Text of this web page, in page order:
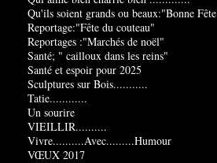
Qu'ils soient grands ou beaux:"Bonne
Reportage:"Fête du couteau"
Reportages :"Marchés de noël"
Santé; " cailloux dans les reins"
Santé et espoir pour 2025
Sculptures sur Bois...........
Tatie............
Un sourire
VIEILLIR..........
Vivre..........Avec.........Humour
VŒUX 2017